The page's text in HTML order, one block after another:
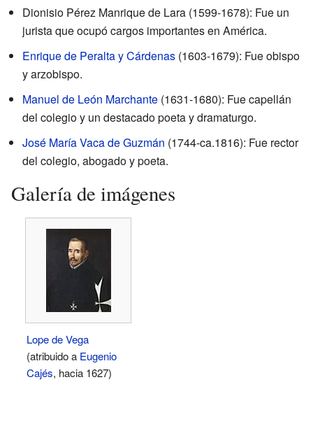
Dionisio Pérez Manrique de Lara (1599-1678): Fue un
jurista que ocupó cargos importantes en América.
Enrique de Peralta y Cárdenas (1603-1679): Fue obispo
y arzobispo.
Manuel de León Marchante (1631-1680): Fue capellán
del colegio y un destacado poeta y dramaturgo.
José María Vaca de Guzmán (1744-ca.1816): Fue rector
del colegio, abogado y poeta.
Galería de imágenes
Lope de Vega
(atribuido a Eugenio
Cajés, hacia 1627)